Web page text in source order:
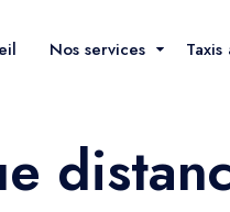
Nos services